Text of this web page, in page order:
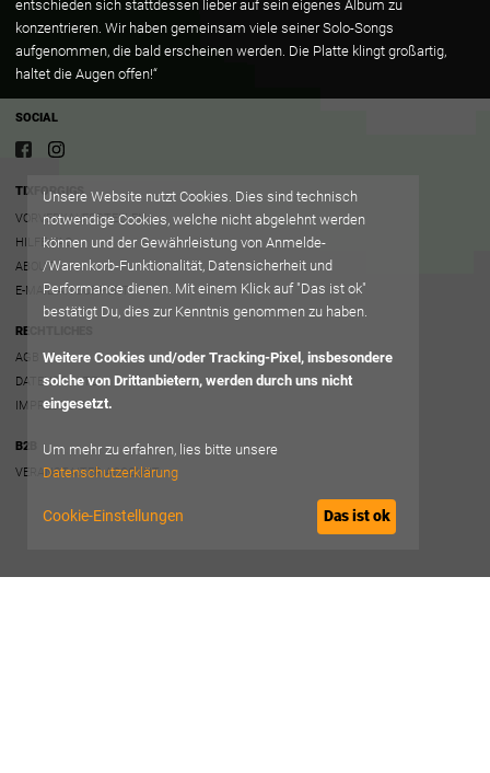
entschieden sich stattdessen lieber auf sein eigenes Album zu
konzentrieren. Wir haben gemeinsam viele seiner Solo-Songs
aufgenommen, die bald erscheinen werden. Die Platte klingt großartig,
haltet die Augen offen!“
SOCIAL
TIXFORGIGS
VORVERKAUFSSTELLEN
HILFE/FAQ
ABOUT
E-MAIL AN SUPPORT
RECHTLICHES
AGB
DATENSCHUTZ
IMPRESSUM
B2B
VERANSTALTER ACCOUNT
Unsere Website nutzt Cookies. Dies sind technisch
notwendige Cookies, welche nicht abgelehnt werden
können und der Gewährleistung von Anmelde-
/Warenkorb-Funktionalität, Datensicherheit und
Performance dienen. Mit einem Klick auf "Das ist ok"
bestätigt Du, dies zur Kenntnis genommen zu haben.
Weitere Cookies und/oder Tracking-Pixel, insbesondere
solche von Drittanbietern, werden durch uns nicht
eingesetzt.
Um mehr zu erfahren, lies bitte unsere
Datenschutzerklärung
Cookie-Einstellungen Das ist ok